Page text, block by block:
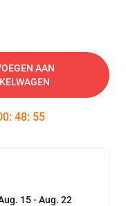
AAN
: 48: 55
15 - Aug. 22